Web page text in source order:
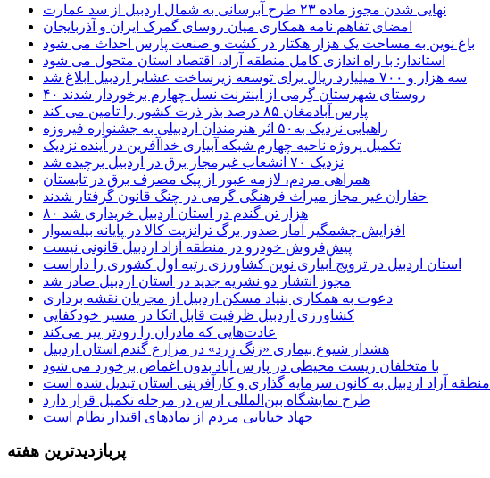
نهایی شدن مجوز ماده ۲۳ طرح آبرسانی به شمال اردبیل از سد عمارت
امضای تفاهم نامه همکاری میان روسای گمرک ایران و آذربایجان
باغ نوین به مساحت یک هزار هکتار در کشت و صنعت پارس احداث می شود
استاندار: با راه اندازی کامل منطقه آزاد، اقتصاد استان متحول می شود
سه هزار و ۷۰۰ میلیارد ریال برای توسعه زیرساخت عشایر اردبیل ابلاغ شد
۴۰ روستای شهرستان گِرمی از اینترنت نسل چهارم برخوردار شدند
پارس آبادمغان ۸۵ درصد بذر ذرت کشور را تامین می کند
راهیابی نزدیک به۵۰ اثر هنرمندان اردبیلی به جشنواره فیروزه
تکمیل پروژه ناحیه چهارم شبکه آبیاری خداآفرین در آینده نزدیک
نزدیک ۷۰ انشعاب غیرمجاز برق در اردبیل برچیده شد
همراهی مردم، لازمه عبور از پیک مصرف برق در تابستان
حفاران غیر مجاز میراث فرهنگی گرمی در چنگ قانون گرفتار شدند
۸۰ هزار تن گندم در استان اردبیل خریداری شد
افزایش چشمگیر آمار صدور برگ ترانزیت کالا در پایانه بیله‌سوار
پیش‌فروش خودرو در منطقه آزاد اردبیل قانونی نیست
استان اردبیل در ترویج آبیاری نوین کشاورزی رتبه اول کشوری را داراست
مجوز انتشار دو نشریه جدید در استان اردبیل صادر شد
دعوت به همکاری بنیاد مسکن اردبیل از مجریان نقشه برداری
کشاورزی اردبیل ظرفیت قابل اتکا در مسیر خودکفایی
عادت‌هایی که مادران را زودتر پیر می‌کند
هشدار شیوع بیماری «زنگ زرد» در مزارع گندم استان اردبیل
با متخلفان زیست محیطی در پارس آباد بدون اغماض برخورد می شود
منطقه آزاد اردبیل به کانون سرمایه گذاری و کارآفرینی استان تبدیل شده است
طرح نمایشگاه بین‌المللی ارس در مرحله تکمیل قرار دارد
جهاد خیابانی مردم از نمادهای اقتدار نظام است
پربازدیدترین هفته